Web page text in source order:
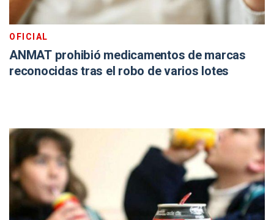
OFICIAL
ANMAT prohibió medicamentos de marcas
reconocidas tras el robo de varios lotes